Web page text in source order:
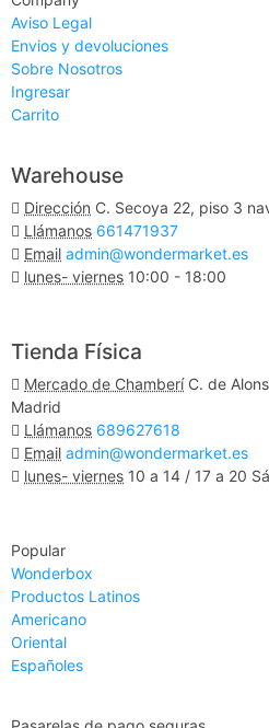
Aviso Legal
Envios y devoluciones
Sobre Nosotros
Ingresar
Carrito
Warehouse
Dirección C. Secoya 22, piso 3
Llámanos 661471937
Email admin@wondermarket.es
lunes- viernes 10:00 - 18:00
Tienda Física
Mercado de Chamberí C. de
Madrid
Llámanos 689627618
Email admin@wondermarket.es
lunes- viernes 10 a 14 / 17 a 20
Popular
Wonderbox
Productos Latinos
Americano
Oriental
Españoles